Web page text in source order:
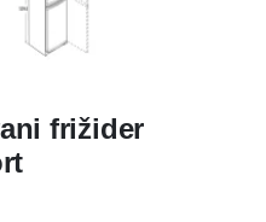
frižider